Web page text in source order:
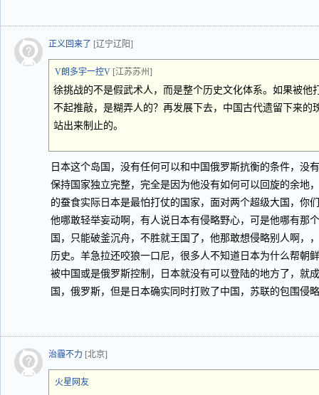
正义回来了 [辽宁辽阳]
V朗多宇一控V [江苏苏州]
徐挑战的不是假武术人，而是整个历史文化体系。如果被他
不起推敲，是糊弄人的？再发展下去，中国古代遗留下来的
站出来制止的。
日本这个岛国，没有任何可以和中国俄罗斯抗衡的条件，没
保持国家独立完整，完全是因为他没有如何可以回旋的余地
的蚕食实际日本是最怕打仗的国家，面对两个超级大国，你
他哪敢轻举妄动啊，有人说日本有侵略野心，可是他哪有那
国，只能破釜沉舟，不胜就王国了，他那敢想侵略别人啊，
历史。羊急拉还咬狼一口尼，很多人不知道日本为什么帮朝
被中国或是俄罗斯控制，日本就没有可以登陆的地方了，就
国，俄罗斯，但是日本确实同时打败了中国，苏联的包围侵
治霾不力 [北京]
火星网友